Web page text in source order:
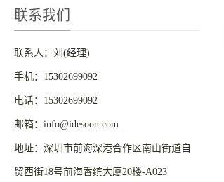
联系我们
联系人：刘(经理)
手机：15302699092
电话：15302699092
邮箱：info@idesoon.com
地址：深圳市前海深港合作区南山街道自
贸西街18号前海香缤大厦20楼-A023